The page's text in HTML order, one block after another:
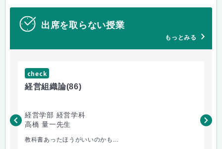
出席を取らない授業
もっとみる
check
経営組織論(86)
経営学部 経営学科
高橋 量一先生
教科書あったほうがいいのかも...
白